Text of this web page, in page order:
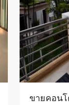
ขายคอน